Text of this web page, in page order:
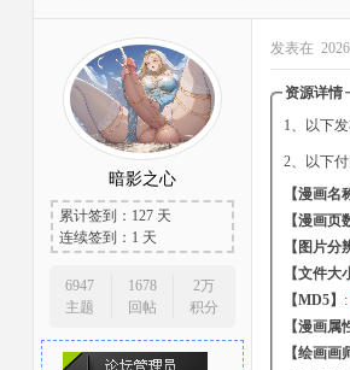
暗影之心
累计签到：127 天
连续签到：1 天
6947
主题
1678
回帖
2万
积分
发表在
资源详情
1、以下
2、以下
【漫画名
【漫画页
【图片分
【文件大
【MD5】 :
【漫画属
【绘画画